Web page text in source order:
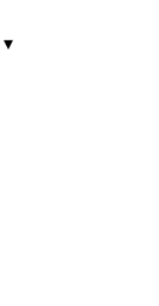
▾